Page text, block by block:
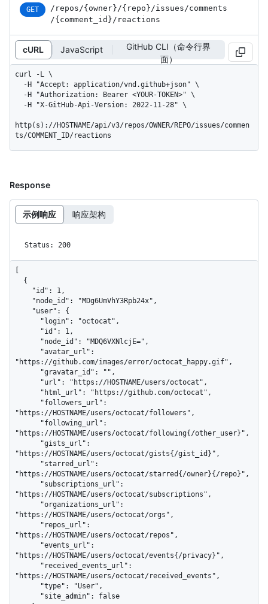
GET /repos /{owner} /{repo} /issues /comments
/{comment_ id} /reactions
cURL JavaScript
GitHub CLI（命令行界
面）
curl -L \
http(s)://HOSTNAME/api/v3/repos/OWNER/REPO/issues/commen
ts/COMMENT_ID/reactions
Response
示例响应 响应架构
Status: 200
"https://github.com/images/error/octocat_happy.gif",
"https://HOSTNAME/users/octocat/followers",
"https://HOSTNAME/users/octocat/following{/other_user}",
"https://HOSTNAME/users/octocat/gists{/gist_id}",
"https://HOSTNAME/users/octocat/starred{/owner}{/repo}",
"https://HOSTNAME/users/octocat/subscriptions",
"https://HOSTNAME/users/octocat/orgs",
"https://HOSTNAME/users/octocat/repos",
"https://HOSTNAME/users/octocat/events{/privacy}",
"https://HOSTNAME/users/octocat/received_events",